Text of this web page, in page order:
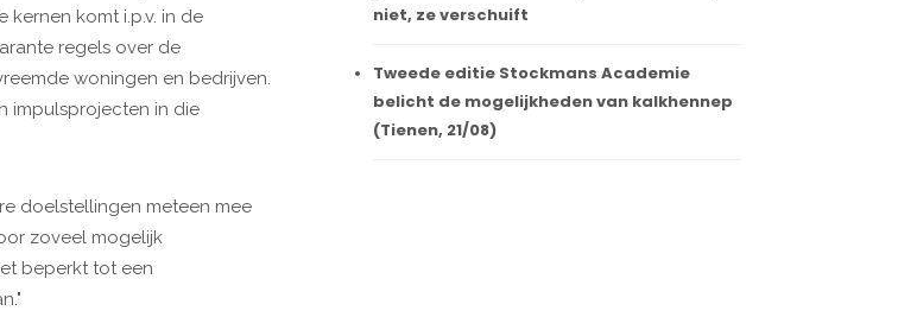
kernen komt i.p.v. in de
regels over de
woningen en bedrijven.
impulsprojecten in die
doelstellingen meteen mee
zoveel mogelijk
beperkt tot een
niet, ze verschuift
Tweede editie Stockmans Academie
belicht de mogelijkheden van kalkhennep
(Tienen, 21/08)